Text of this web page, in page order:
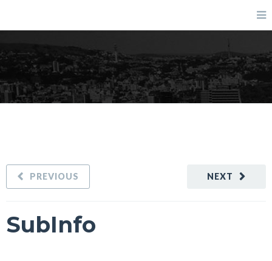
SubInfo
NEXT
PREVIOUS
SubInfo